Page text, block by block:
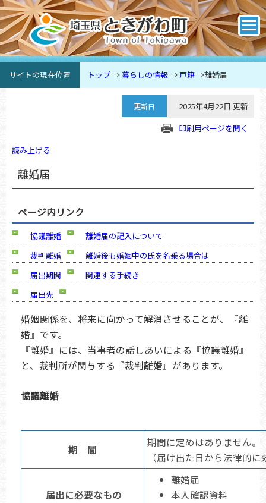
サイトの現在位置 トップ⇒暮らしの情報⇒戸籍⇒離婚届
更新日
2025年4月22日 更新
印刷用ページを開く
読み上げる
離婚届
ページ内リンク
協議離婚
離婚届の記入について
裁判離婚
離婚後も婚姻中の氏を名乗る場合は
届出期間
関連する手続き
届出先
婚姻関係を、将来に向かって解消させることが、『離
婚』です。
『離婚』には、当事者の話しあいによる『協議離婚』
と、裁判所が関与する『裁判離婚』があります。
協議離婚
期 間
期間に定めはありません。
（届け出た日から法律的
届出に必要なもの
離婚届
本人確認資料